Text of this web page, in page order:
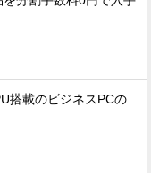
搭載のビジネスPCの